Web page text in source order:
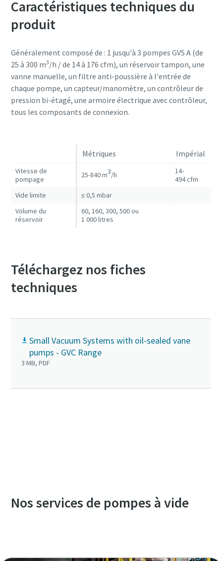
Caractéristiques techniques du
produit
Généralement composé de : 1 jusqu'à 3 pompes GVS A (de
25 à 300 m3/h / de 14 à 176 cfm), un réservoir tampon, une
vanne manuelle, un filtre anti-poussière à l'entrée de
chaque pompe, un capteur/manomètre, un contrôleur de
pression bi-étagé, une armoire électrique avec contrôleur,
tous les composants de connexion.
Métriques Impérial
Vitesse de
pompage
25-840 m3/h
14-
494 cfm
Vide limite
≤ 0,5 mbar
Volume du
réservoir
60, 160, 300, 500 ou
1 000 litres
Téléchargez nos fiches
techniques
Small Vacuum Systems with oil-sealed vane
pumps - GVC Range
3 MB, PDF
Nos services de pompes à vide